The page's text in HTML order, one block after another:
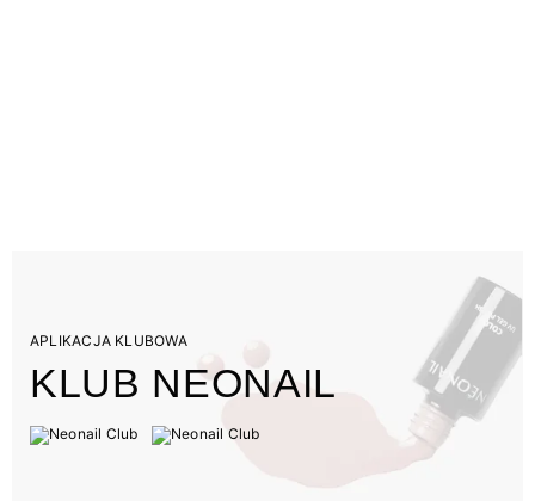
APLIKACJA KLUBOWA
KLUB NEONAIL